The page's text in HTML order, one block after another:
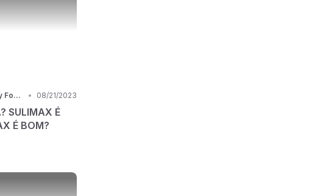
Melissa Brenda Stefany Fogaça • 08/21/2023
SULIMAX É
É BOM?